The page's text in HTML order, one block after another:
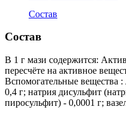
Состав
Состав
В 1 г мази содержится:
пересчёте на активное
Вспомогательные вещества
0,4 г; натрия дисульфит
пиросульфит) - 0,0001 г;